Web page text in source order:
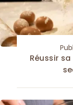
Réussir